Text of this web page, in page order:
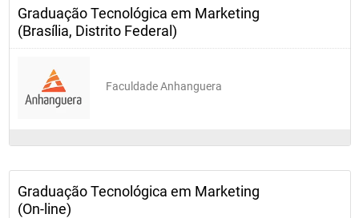
Graduação Tecnológica em Marketing
(Brasília, Distrito Federal)
Faculdade Anhanguera
Graduação Tecnológica em Marketing
(On-line)